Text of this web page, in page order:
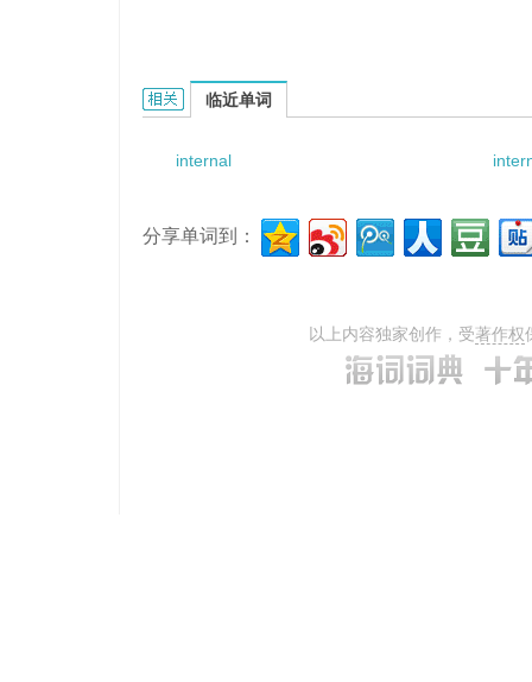
internal angle bead的相关资料：
临近单词
internal
分享单词到：
以上内容独家创作，受著作权